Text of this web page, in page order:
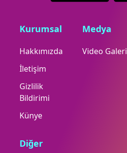
Kurumsal
Hakkımızda
İletişim
Gizlilik
Bildirimi
Künye
Medya
Video Galeri
Diğer